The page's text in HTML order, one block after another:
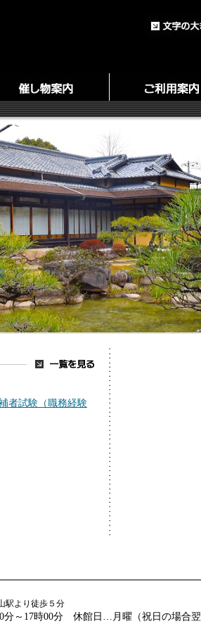
者試験（職務経験
駅より徒歩５分
分～17時00分 休館日…月曜（祝日の場合翌